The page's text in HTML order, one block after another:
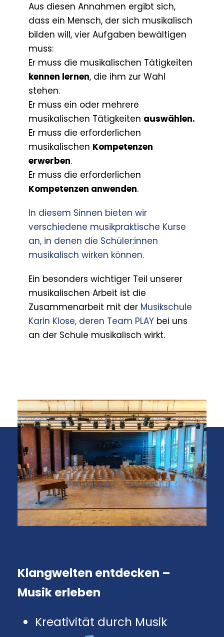
Aus diesen Annahmen ergibt sich,
dass ein Mensch, der sich musikalisch
bilden will, vier Aufgaben bewältigen
muss:
Er muss die musikalischen Tätigkeiten
kennen lernen, die ihm zur Wahl
stehen.
Er muss ein oder mehrere
musikalischen Tätigkeiten auswählen.
Er muss die erforderlichen
musikalischen Kompetenzen
erwerben.
Er muss die erforderlichen
Kompetenzen anwenden.
In diesem Sinnen bieten wir
verschiedene musikpraktische Kurse
an, in denen die Schüler:innen
musikalisch wirken können.
Ein besonders wichtiger Teil unserer
musikalischen Arbeit ist die
Zusammenarbeit mit der Musikschule
Karin Klose, deren Team PLAY bei uns
an der Schule musikalisch wirkt.
Klangwelten entdecken –
Musik erleben
Kreativität durch Musik